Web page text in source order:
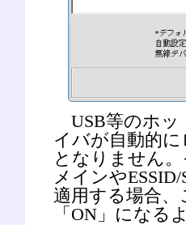
USB等のホッ
イバが自動的
となりません
メインや
適用する場合
「ON」になる